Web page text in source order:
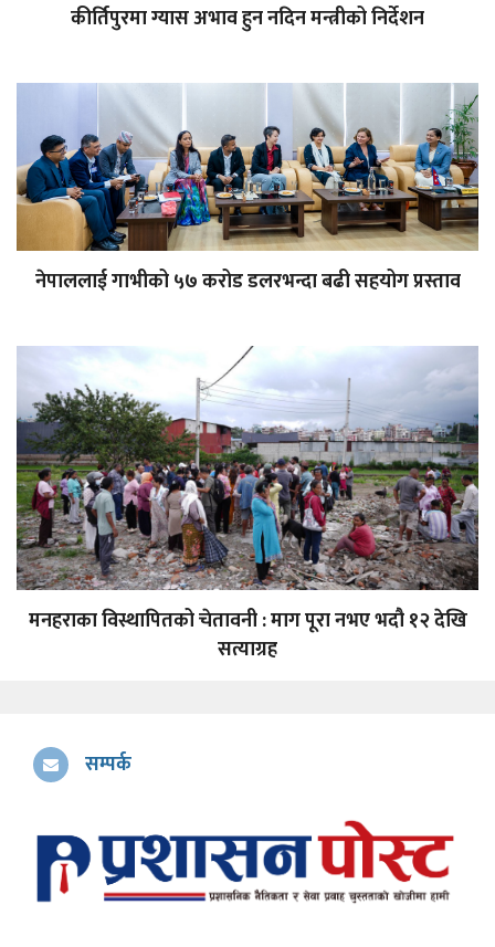
कीर्तिपुरमा ग्यास अभाव हुन नदिन मन्त्रीको निर्देशन
नेपाललाई गाभीको ५७ करोड डलरभन्दा बढी सहयोग प्रस्ताव
मनहराका विस्थापितको चेतावनी : माग पूरा नभए भदौ १२ देखि
सत्याग्रह
सम्पर्क